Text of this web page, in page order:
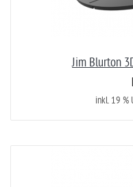
Jim Blurton
inkl. 19 %